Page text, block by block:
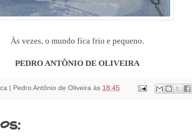
Às vezes, o mundo fica frio e pequeno.
PEDRO ANTÔNIO DE OLIVEIRA
| Pedro Antônio de Oliveira às 18:45